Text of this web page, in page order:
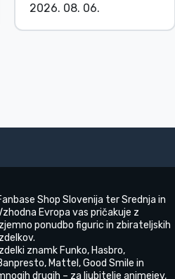
2026. 08. 06.
Shop Slovenija ter Srednja in
Evropa vas pričakuje z
ponudbo figuric in zbirateljskih
Izdelki znamk Funko, Hasbro,
Mattel, Good Smile in
drugih – za ljubitelje animejev,